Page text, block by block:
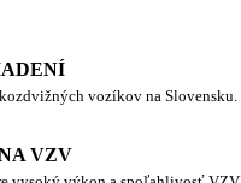
vozíkov na Slovensku.
VZV